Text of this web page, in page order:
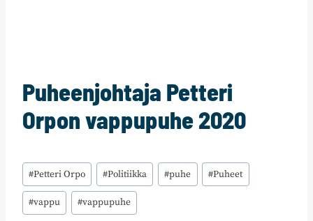
Puheenjohtaja Petteri
Orpon vappupuhe 2020
Avainsanat:
#Petteri Orpo #Politiikka #puhe #Puheet
#vappu #vappupuhe